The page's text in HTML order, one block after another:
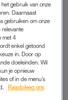
nodig ik graag
Bosch op
gewerkt voor
Zijn irritatie krijgt
gebruik van onze
Daarnaast
gebruiken om onze
relevante
met 4
enkel getoond
in. Door op
doeleinden. Wil
je opnieuw
of in de menu’s
Raadpleeg ons